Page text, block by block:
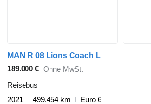
MAN R 08 Lions Coach L
189.000 € Ohne MwSt.
Reisebus
2021
499.454 km
Euro 6